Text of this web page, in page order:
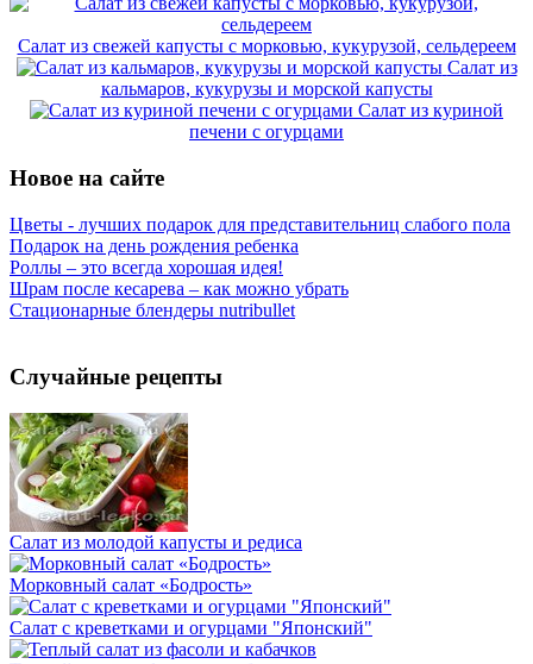
Салат из свежей капусты с морковью, кукурузой, сельдереем
Салат из
кальмаров, кукурузы и морской капусты
Салат из куриной
печени с огурцами
Новое на сайте
Цветы - лучших подарок для представительниц слабого пола
Подарок на день рождения ребенка
Роллы – это всегда хорошая идея!
Шрам после кесарева – как можно убрать
Стационарные блендеры nutribullet
Случайные рецепты
Салат из молодой капусты и редиса
Морковный салат «Бодрость»
Салат с креветками и огурцами "Японский"